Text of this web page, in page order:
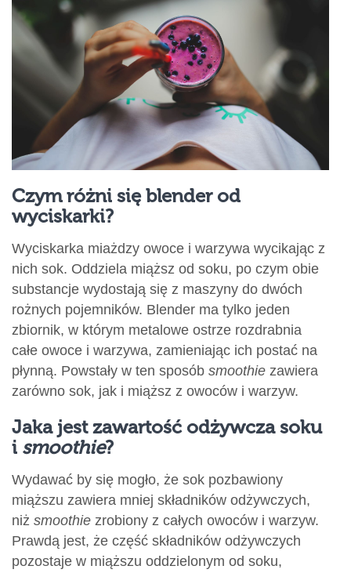
Czym różni się blender od
wyciskarki?
Wyciskarka miażdzy owoce i warzywa wycikając z
nich sok. Oddziela miąższ od soku, po czym obie
substancje wydostają się z maszyny do dwóch
rożnych pojemników. Blender ma tylko jeden
zbiornik, w którym metalowe ostrze rozdrabnia
całe owoce i warzywa, zamieniając ich postać na
płynną. Powstały w ten sposób smoothie zawiera
zarówno sok, jak i miąższ z owoców i warzyw.
Jaka jest zawartość odżywcza soku
i smoothie?
Wydawać by się mogło, że sok pozbawiony
miąższu zawiera mniej składników odżywczych,
niż smoothie zrobiony z całych owoców i warzyw.
Prawdą jest, że część składników odżywczych
pozostaje w miąższu oddzielonym od soku,